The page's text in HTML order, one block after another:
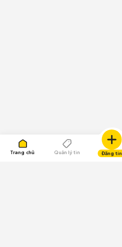
Trang chủ Quản lý tin Đăng tin